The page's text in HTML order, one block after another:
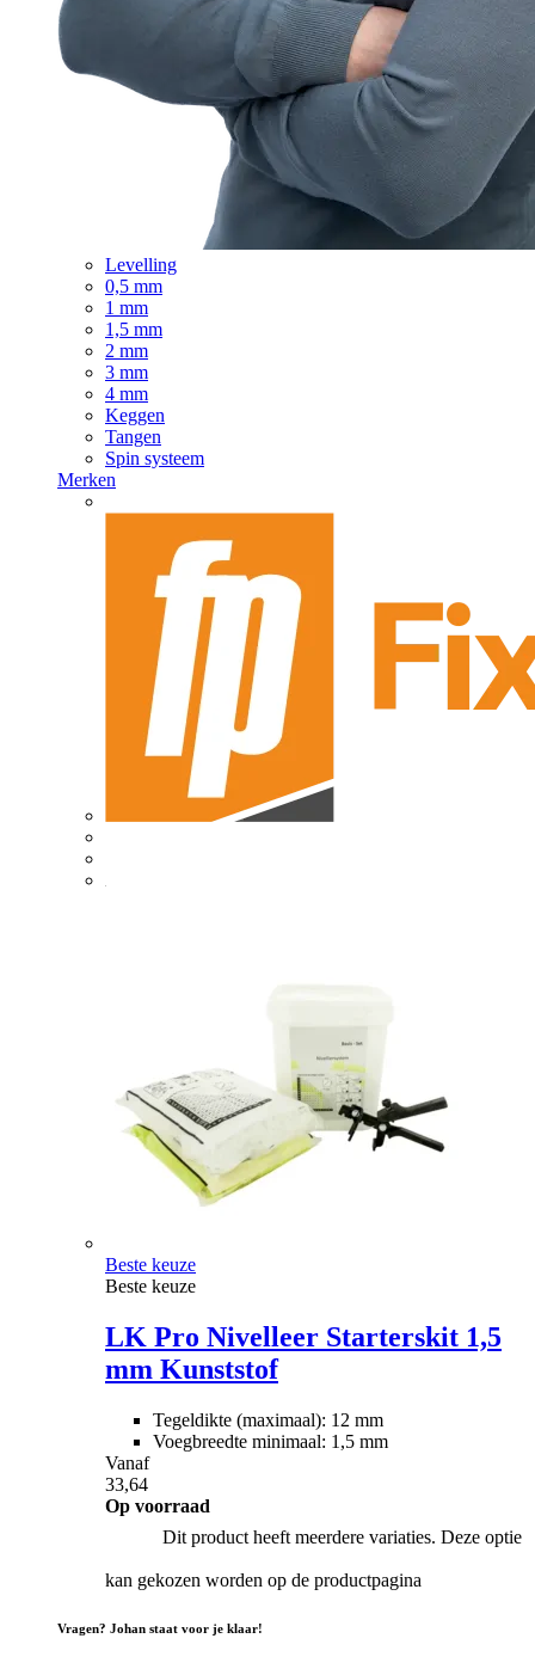
Levelling
0,5 mm
1 mm
1,5 mm
2 mm
3 mm
4 mm
Keggen
Tangen
Spin systeem
Merken
Beste keuze
Beste keuze
LK Pro Nivelleer Starterskit 1,5
mm Kunststof
Tegeldikte (maximaal): 12 mm
Voegbreedte minimaal: 1,5 mm
Vanaf
33,64
Op voorraad
Dit product heeft meerdere variaties. Deze optie
kan gekozen worden op de productpagina
Vragen? Johan staat voor je klaar!